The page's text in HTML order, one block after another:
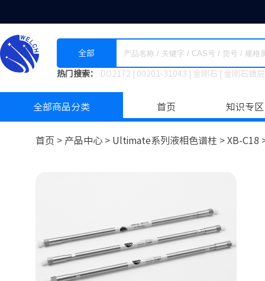
全部
热门搜索： DO2172 00201-31043 金刚石 金刚石镀
全部商品分类 首页 知识专区
首页 > 产品中心 > Ultimate系列液相色谱柱 > XB-C18